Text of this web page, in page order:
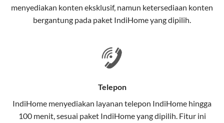
Kecepatan Tinggi
dibandingkan kabel tembaga atau DSL.
elektromagnetik, sehingga koneksi tetap lancar.
menyediakan konten eksklusif, namun ketersediaan konten
bergantung pada paket IndiHome yang dipilih.
Telepon
IndiHome menyediakan layanan telepon IndiHome hingga
100 menit, sesuai paket IndiHome yang dipilih. Fitur ini